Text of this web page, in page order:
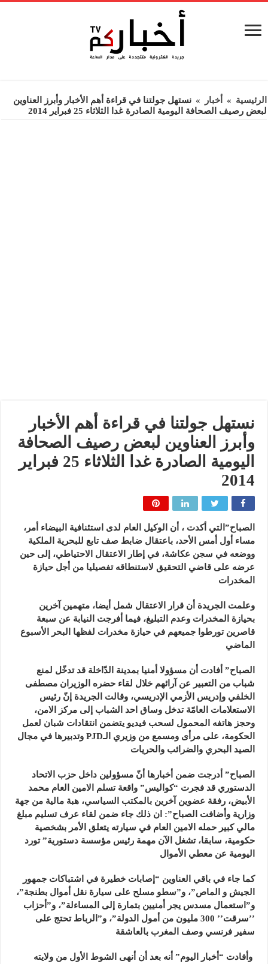
الرئيسية » أخبار » نستهل جولتنا في قراءة أهم الأخبار وأبرز العناوين
لبعض رصيف الصحافة اليومية الصادرة غدا الثلاثاء 25 فبراير 2014
نستهل جولتنا في قراءة أهم الأخبار
وأبرز العناوين لبعض رصيف الصحافة
اليومية الصادرة غدا الثلاثاء 25 فبراير
2014
الصباح”التي أكدت ، أن الوكيل العام لدى استئنافية البيضاء أمر،
مساء أول أمس الأحد، باعتقال ضابط صف تابع للبحرية الملكية
ووضعه في سجن عكاشة، في إطار الاعتقال الاحتياطي، إلى حين
عرضه على قاضي التحقيق لاستنطاقه تفصيليا من أجل حيازة
المخدرات
وعلمت الجريدة أن قرار الاعتقال شمل أيضا، متهمين آخرين
بحيازة المخدرات وعدم التبليغ، فيما أفرجت النيابة عن سبعة
قاصرين تورطوا جميعهم في حيازة مخدرات لفظها البحر الأسبوع
الماضي
الصباح” أفادت أن مسؤولا أمنيا بمدينة الدّاخلة قد تدخّل لمنع
شباب من التعبير عن آرائهم خلال لقاء حضره الوزيران مصطفى
الخلفي وإدريس الأزمي الإدريسي، وقالت الجريدة إنّ رئيس
الاستعلامات العامّة تدخل وساق احد الشباب إلى مركز الامن،
وحجز هاتفه المحمول لسحب فيديو يتضمن انتقادات شبان لعمل
الحكومة، على مرأى ومسمع من وزيري الـPJD وتدبيرها في مجال
الصيد البحري والضرائب والحريات
الصباح” أدرجت ضمن أخبارها أنّ مسؤولين داخل حزب الاتحاد
الدستوري قد فجرت “كواليس” واقعة تسلم الامين العام محمد
الأبيض، رفقة عضوين آخرين بالمكتب السياسي، هبة مالية من جهة
وزارية وأضافت الصباح”: ان ذلك جاء ضمن لقاء عرف تسليم مبلغ
مالي كبير حمله الامين العام في سيارته يتعلق الأمر بشخصية
حكومية، سابقا، تشغل الآن مهمة رئيس مؤسسة دستورية” تورد
اليومية عن معطي الأموال
كما جاء في باقي العناوين “إصابات خطيرة في اشتباكات جمهور
الجيش و الماص”، و”سطو مسلح على سيارة نقل أموال بطنجة”،
و”استعمال مسدس يجر أمنيين بتمارة إلى المساءلة”، و”أحزاب
’’سرقت’’ 300 مليون من أمول الدولة”، و”الرباط تحتج على
سفير فرنسي وصف المغرب بالعاشقة
وأفادت “أخبار اليوم” أنه بعد أن أنهى الشوط الأول من ولايته